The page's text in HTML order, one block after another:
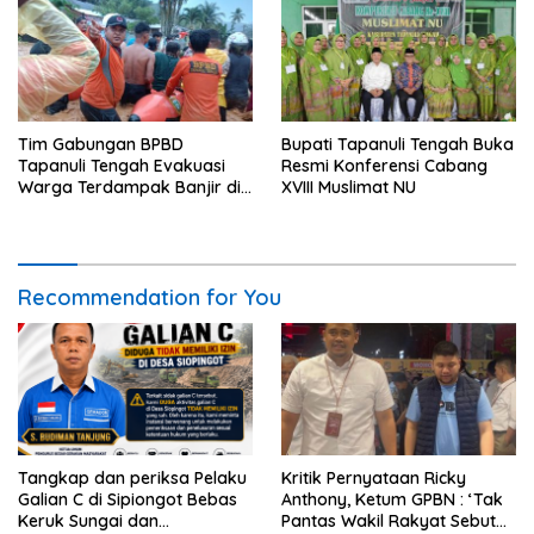
Tim Gabungan BPBD
Tapanuli Tengah Evakuasi
Warga Terdampak Banjir di
Bupati Tapanuli Tengah Buka
Resmi Konferensi Cabang
XVIII Muslimat NU
Recommendation for You
Tangkap dan periksa Pelaku
Galian C di Sipiongot Bebas
Keruk Sungai dan
Kritik Pernyataan Ricky
Anthony, Ketum GPBN : ‘Tak
Pantas Wakil Rakyat Sebut